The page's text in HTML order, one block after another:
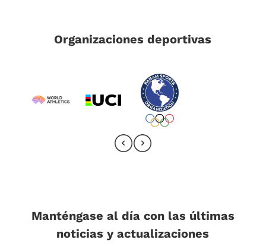
Organizaciones deportivas
Manténgase al día con las últimas
noticias y actualizaciones